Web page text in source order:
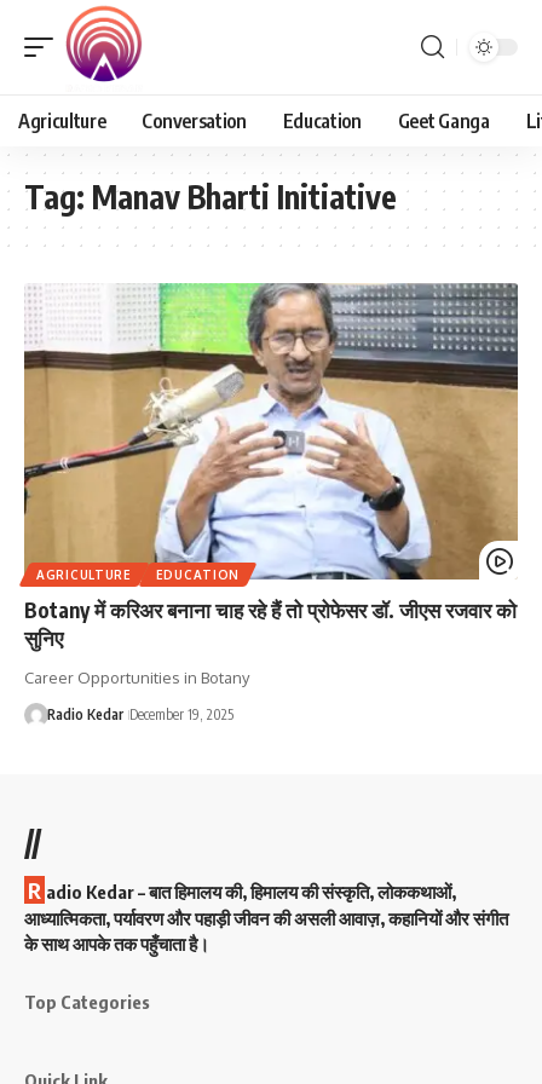
Agriculture Conversation Education Geet Ganga
Tag: Manav Bharti Initiative
AGRICULTURE EDUCATION
Botany में करिअर बनाना चाह रहे हैं तो प्रोफेसर डॉ. जीएस रजवार को
सुनिए
Career Opportunities in Botany
Radio Kedar December 19, 2025
//
R adio Kedar – बात हिमालय की, हिमालय की संस्कृति, लोककथाओं,
आध्यात्मिकता, पर्यावरण और पहाड़ी जीवन की असली आवाज़, कहानियों और संगीत
के साथ आपके तक पहुँचाता है।
Top Categories